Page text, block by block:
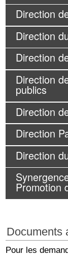
Direction
Direction
Direction
Direction
publics
Direction
Direction
Direction
Promotion
Documents
Pour les